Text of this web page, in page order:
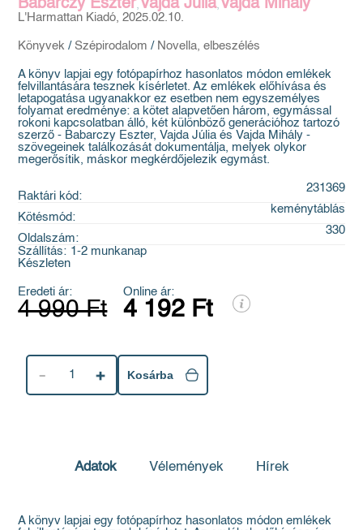
Babarczy Eszter Vajda Júlia, Vajda Mihály
L'Harmattan Kiadó, 2025.02.10.
Könyvek / Szépirodalom / Novella, elbeszélés
A könyv lapjai egy fotópapírhoz hasonlatos módon emlékek
felvillantására tesznek kísérletet. Az emlékek előhívása és
letapogatása ugyanakkor ez esetben nem egyszemélyes
folyamat eredménye: a kötet alapvetően három, egymással
rokoni kapcsolatban álló, két különböző generációhoz tartozó
szerző - Babarczy Eszter, Vajda Júlia és Vajda Mihály -
szövegeinek találkozását dokumentálja, melyek olykor
megerősítik, máskor megkérdőjelezik egymást.
Raktári kód:
231369
Kötésmód:
keménytáblás
Oldalszám:
330
Szállítás: 1-2 munkanap
Készleten
Eredeti ár:
4 990 Ft
Online ár:
4 192 Ft
1 Kosárba
Adatok Vélemények Hírek
A könyv lapjai egy fotópapírhoz hasonlatos módon emlékek